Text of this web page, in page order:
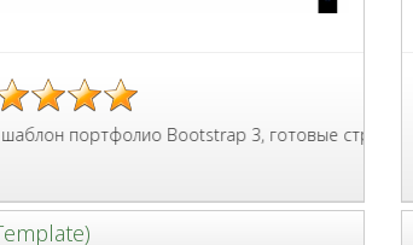
Bootstrap 3, готовые страницы для